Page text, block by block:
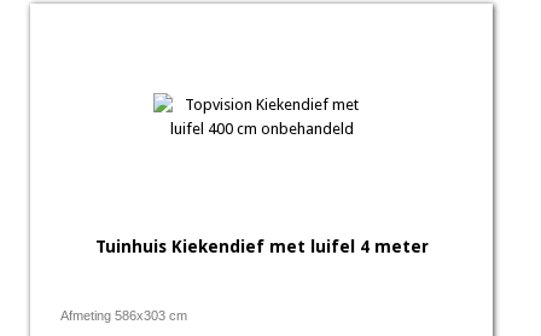
Tuinhuis Kiekendief met luifel 4 meter
Afmeting 586x303 cm